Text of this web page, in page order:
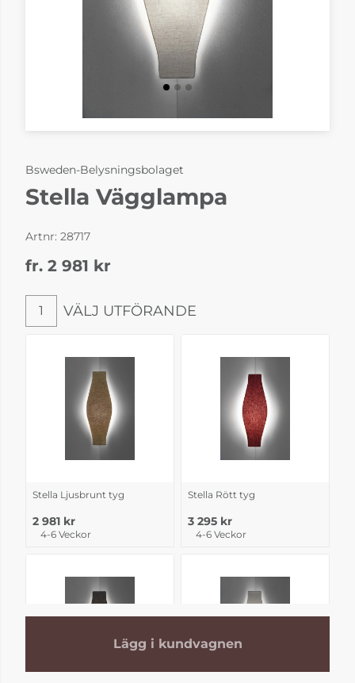
Bsweden-Belysningsbolaget
Stella Vägglampa
Artnr: 28717
fr. 2 981 kr
Välj utförande
1 VÄLJ UTFÖRANDE
Stella Ljusbrunt tyg
2 981 kr
4-6 Veckor
Stella Rött tyg
3 295 kr
4-6 Veckor
Lägg i kundvagnen